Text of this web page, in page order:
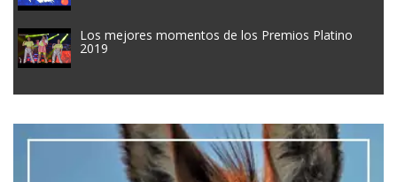
Los mejores momentos de los Premios Platino
2019